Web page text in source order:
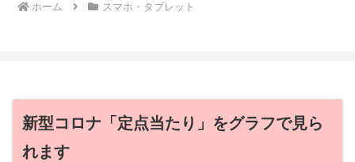
ホーム スマホ・タブレット
新型コロナ「定点当たり」をグラフで見ら
れます